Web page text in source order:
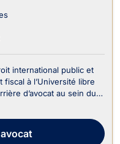
international public et
fiscal à l’Université libre
d’avocat au sein du